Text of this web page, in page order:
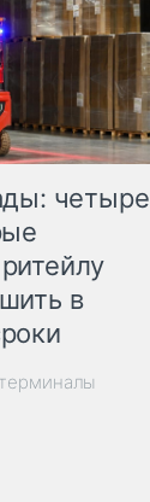
четыре
в